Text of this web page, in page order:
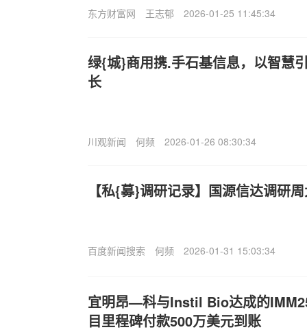
东方财富网 王志郁 2026-01-25 11:45:34
绿{城}商用携.手石基信息，以智慧
长
川观新闻 何频 2026-01-26 08:30:34
【私{募}调研记录】国源信达调研
百度新闻搜索 何频 2026-01-31 15:03:34
宜明昂—科与Instil Bio达成的
目里程碑付款500万美元到账